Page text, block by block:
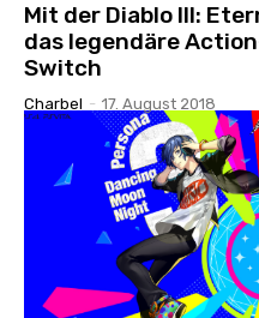
Mit der Diablo III:
das legendäre
Switch
Charbel - 17. August 2018